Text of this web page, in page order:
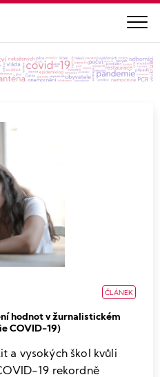
ČLÁNEK
hodnot v žurnalistickém
COVID-19)
a vysokých škol kvůli
19 rekordně